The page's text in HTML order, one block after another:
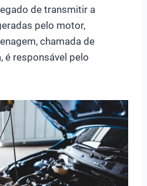
de transmitir a
pelo motor,
chamada de
é responsável pelo